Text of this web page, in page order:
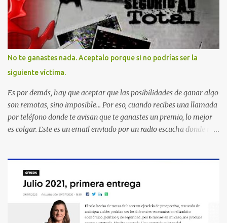
No te ganastes nada. Aceptalo porque si no podrías ser la
siguiente víctima.
Es por demás, hay que aceptar que las posibilidades de ganar algo
son remotas, sino imposible... Por eso, cuando recibes una llamada
por teléfono donde te avisan que te ganastes un premio, lo mejor
es colgar. Este es un email enviado por un radio escucha donde nos
HOY POR LA MAÑANA RECIBI UNA LLAMADA DICIENDOME
QUE ME HABIA GANADO UNA CAMARA FOTOGRAFICA Y UN
CELULAR QUE LO FUERA A RECOGER A MAS TARDAR HOY YA
QUE MASTER CARD ME LO HABIA OTORGADO ME